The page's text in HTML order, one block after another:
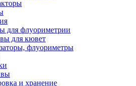
для флуориметрии
для кювет
флуориметры
и хранение